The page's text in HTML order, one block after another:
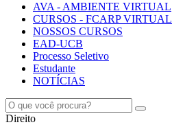
AVA - AMBIENTE VIRTUAL
CURSOS - FCARP VIRTUAL
NOSSOS CURSOS
EAD-UCB
Processo Seletivo
Estudante
NOTÍCIAS
Direito